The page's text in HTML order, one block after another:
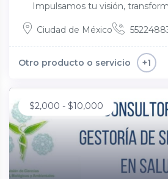
Impulsamos tu visión,
Ciudad de México
Otro producto o servicio +1
$2,000 - $10,000